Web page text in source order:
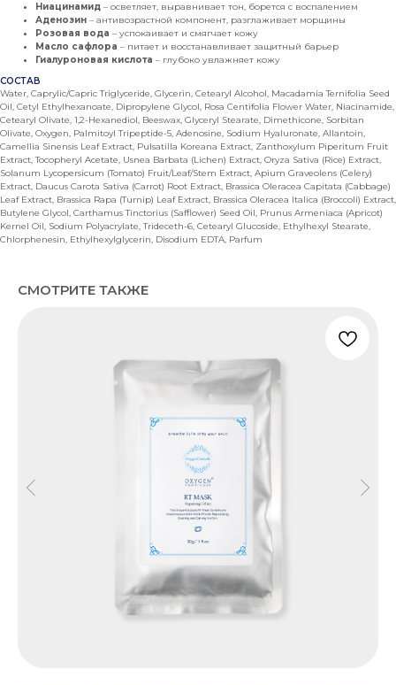
Ниацинамид – осветляет, выравнивает тон, борется с воспалением
Аденозин – антивозрастной компонент, разглаживает морщины
Розовая вода – успокаивает и смягчает кожу
Масло сафлора – питает и восстанавливает защитный барьер
Гиалуроновая кислота – глубоко увлажняет кожу
СОСТАВ
Water, Caprylic/Capric Triglyceride, Glycerin, Cetearyl Alcohol, Macadamia Ternifolia Seed
Oil, Cetyl Ethylhexanoate, Dipropylene Glycol, Rosa Centifolia Flower Water, Niacinamide,
Cetearyl Olivate, 1,2-Hexanediol, Beeswax, Glyceryl Stearate, Dimethicone, Sorbitan
Olivate, Oxygen, Palmitoyl Tripeptide-5, Adenosine, Sodium Hyaluronate, Allantoin,
Camellia Sinensis Leaf Extract, Pulsatilla Koreana Extract, Zanthoxylum Piperitum Fruit
Extract, Tocopheryl Acetate, Usnea Barbata (Lichen) Extract, Oryza Sativa (Rice) Extract,
Solanum Lycopersicum (Tomato) Fruit/Leaf/Stem Extract, Apium Graveolens (Celery)
Extract, Daucus Carota Sativa (Carrot) Root Extract, Brassica Oleracea Capitata (Cabbage)
Leaf Extract, Brassica Rapa (Turnip) Leaf Extract, Brassica Oleracea Italica (Broccoli) Extract,
Butylene Glycol, Carthamus Tinctorius (Safflower) Seed Oil, Prunus Armeniaca (Apricot)
Kernel Oil, Sodium Polyacrylate, Trideceth-6, Cetearyl Glucoside, Ethylhexyl Stearate,
Chlorphenesin, Ethylhexylglycerin, Disodium EDTA, Parfum
СМОТРИТЕ ТАКЖЕ